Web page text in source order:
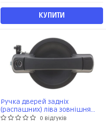
КУПИТИ
Ручка дверей задніх
(распашних) ліва зовнішня
doblo 2005-2016 (FT94346) Fast
0 відгуків